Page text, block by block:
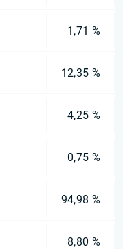
1,71 %
12,35 %
4,25 %
0,75 %
94,98 %
8,80 %